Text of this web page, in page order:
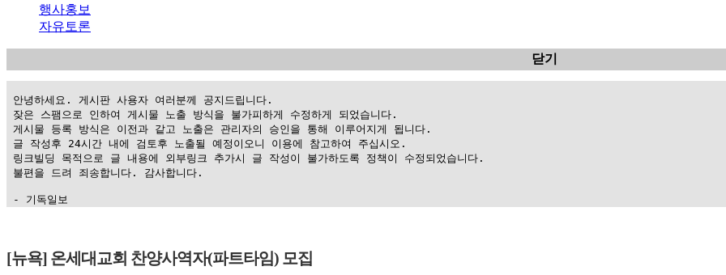
행사홍보
자유토론
닫기
안녕하세요. 게시판 사용자 여러분께 공지드립니다.
잦은 스팸으로 인하여 게시물 노출 방식을 불가피하게 수정하게 되었습니다.
게시물 등록 방식은 이전과 같고 노출은 관리자의 승인을 통해 이루어지게 됩니다.
글 작성후 24시간 내에 검토후 노출될 예정이오니 이용에 참고하여 주십시오.
링크빌딩 목적으로 글 내용에 외부링크 추가시 글 작성이 불가하도록 정책이 수정되었습니다.
불편을 드려 죄송합니다. 감사합니다.
- 기독일보
만
[뉴욕] 온세대교회 찬양사역자(파트타임) 모집